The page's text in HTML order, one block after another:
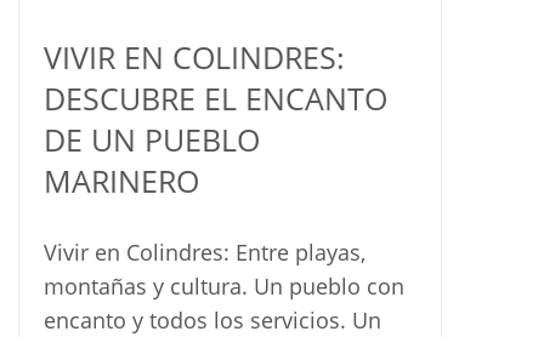
VIVIR EN COLINDRES:
DESCUBRE EL ENCANTO
DE UN PUEBLO
MARINERO
Vivir en Colindres: Entre playas,
montañas y cultura. Un pueblo con
encanto y todos los servicios. Un